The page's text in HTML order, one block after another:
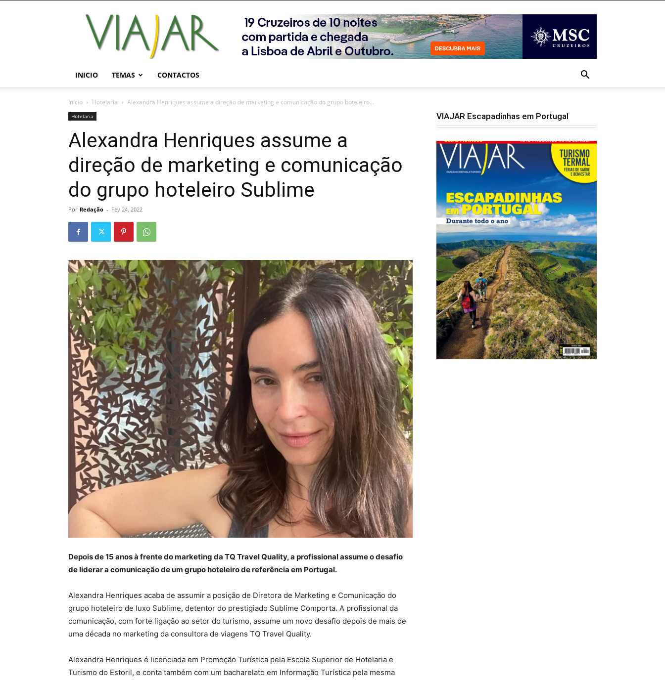
Viajar
Magazine
Online
INICIO TEMAS CONTACTOS
Início Hotelaria Alexandra Henriques assume a direção de marketing e comunicação do grupo hoteleiro...
Hotelaria
Alexandra Henriques assume a
direção de marketing e comunicação
do grupo hoteleiro Sublime
Por Redação - Fev 24, 2022
Depois de 15 anos à frente do marketing da TQ Travel Quality, a profissional assume o desafio
de liderar a comunicação de um grupo hoteleiro de referência em Portugal.
Alexandra Henriques acaba de assumir a posição de Diretora de Marketing e Comunicação do
grupo hoteleiro de luxo Sublime, detentor do prestigiado Sublime Comporta. A profissional da
comunicação, com forte ligação ao setor do turismo, assume um novo desafio depois de mais de
uma década no marketing da consultora de viagens TQ Travel Quality.
Alexandra Henriques é licenciada em Promoção Turística pela Escola Superior de Hotelaria e
Turismo do Estoril, e conta também com um bacharelato em Informação Turística pela mesma
VIAJAR Escapadinhas em Portugal